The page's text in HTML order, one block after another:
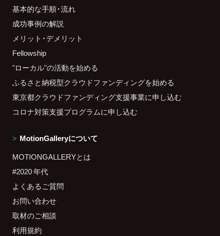
基本的な手順・流れ
成功事例の解説
メリット・デメリット
Fellowship
"ローカル"の活動を始める
ふるさと納税型クラウドファンディングを始める
東京都クラウドファンディング支援事業に申し込む
コロナ対策支援プログラムに申し込む
MotionGalleryについて
MOTIONGALLERYとは
#2020 年代
よくあるご質問
お問い合わせ
取材のご相談
利用規約